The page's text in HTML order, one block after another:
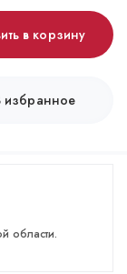
в корзину
избранное
области.